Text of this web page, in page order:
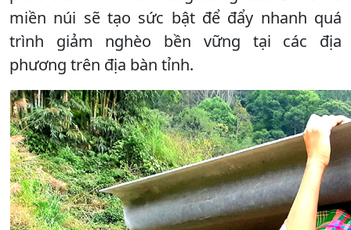
miền núi sẽ tạo sức bật để đẩy nhanh quá
trình giảm nghèo bền vững tại các địa
phương trên địa bàn tỉnh.